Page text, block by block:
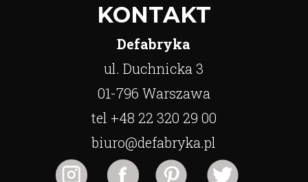
KONTAKT
Defabryka
ul. Duchnicka 3
01-796 Warszawa
tel +48 22 320 29 00
biuro@defabryka.pl